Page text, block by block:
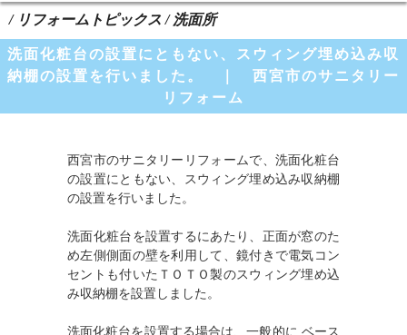
/ リフォームトピックス / 洗面所
洗面化粧台の設置にともない、スウィング埋め込み収
納棚の設置を行いました。 ｜ 西宮市のサニタリー
リフォーム
西宮市のサニタリーリフォームで、洗面化粧台
の設置にともない、スウィング埋め込み収納棚
の設置を行いました。
洗面化粧台を設置するにあたり、正面が窓のた
め左側側面の壁を利用して、鏡付きで電気コン
セントも付いたＴＯＴＯ製のスウィング埋め込
み収納棚を設置しました。
洗面化粧台を設置する場合は、一般的に ベース